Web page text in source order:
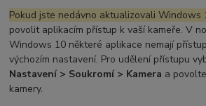
Pokud jste nedávno aktualizovali Windows
povolit aplikacím přístup k vaší kameře. V
Windows 10 některé aplikace nemají
výchozím nastavení. Pro udělení přístupu
Nastavení > Soukromí > Kamera a
kamery.